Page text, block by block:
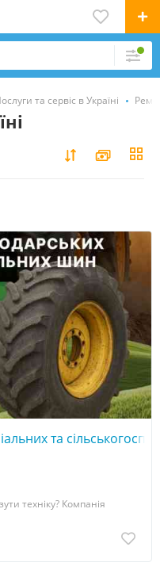
та сервіс в Україні
та
техніку? Компанія